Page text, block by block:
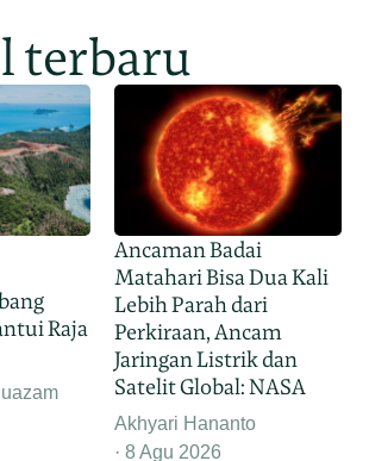
terbaru
Raja
Ancaman Badai
Matahari Bisa Dua Kali
Lebih Parah dari
Perkiraan, Ancam
Jaringan Listrik dan
Satelit Global: NASA
Akhyari Hananto
8 Agu 2026